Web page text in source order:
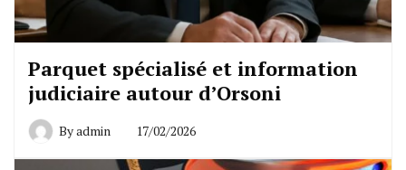
Parquet spécialisé et information
judiciaire autour d’Orsoni
Byadmin 17/02/2026